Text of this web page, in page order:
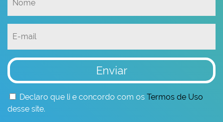
Enviar
Declaro que li e concordo com os Termos de Uso
desse site.